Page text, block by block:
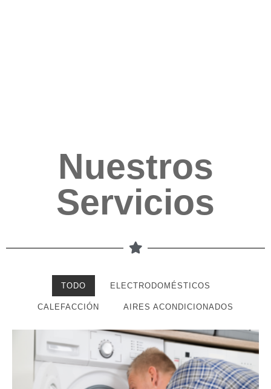
Nuestros
Servicios
TODO ELECTRODOMÉSTICOS
CALEFACCIÓN AIRES ACONDICIONADOS